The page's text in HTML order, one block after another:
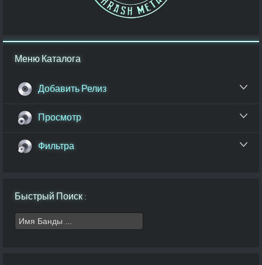
Меню Каталога
Добавить Релиз
Просмотр
Фильтра
Быстрый Поиск :